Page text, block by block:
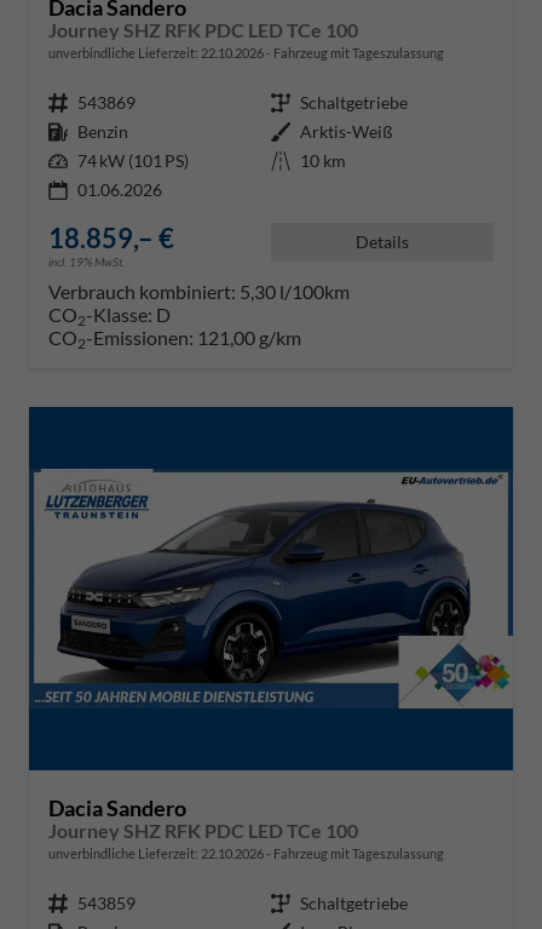
Dacia Sandero
Journey SHZ RFK PDC LED TCe 100
unverbindliche Lieferzeit: 22.10.2026 Fahrzeug mit Tageszulassung
Fahrzeugnr. 543869 Getriebe Schaltgetriebe
Kraftstoff Benzin Außenfarbe Arktis-Weiß
Leistung 74 kW (101 PS) Kilometerstand 10 km
01.06.2026
18.859,– €
incl. 19% MwSt.
Details
Verbrauch kombiniert: 5,30 l/100km
CO2-Klasse: D
CO2-Emissionen: 121,00 g/km
Dacia Sandero
Journey SHZ RFK PDC LED TCe 100
unverbindliche Lieferzeit: 22.10.2026 Fahrzeug mit Tageszulassung
Fahrzeugnr. 543859 Getriebe Schaltgetriebe